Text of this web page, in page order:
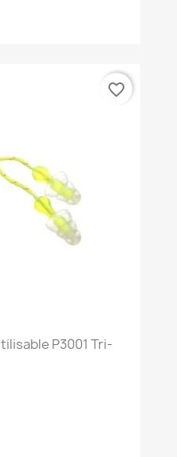
P3001 Tri-
favorite_border